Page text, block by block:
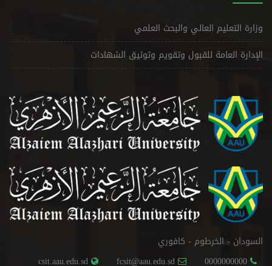
وزارة التعليم العالي والبحث العلمي
الإدارة العامة للقبول وتقويم وتوثيق الشهادات
السودان - الخرطوم - كافوري
0000000000
fcsit@aau.edu.sd
csit.aau.edu.sd